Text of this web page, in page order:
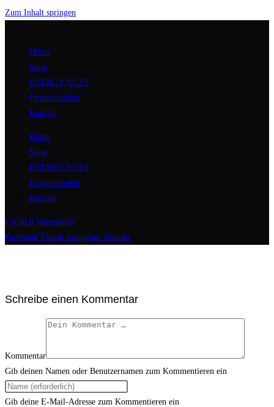
Zum Inhalt springen
Home
Shop
ENERGY NUTS
Firmenkunden
Kontakt
Home
Shop
ENERGY NUTS
Firmenkunden
Kontakt
€ 0,00 0 Warenkorb
Facebook Tiktok Instagram Youtube
Schreibe einen Kommentar
Kommentar
Gib deinen Namen oder Benutzernamen zum Kommentieren ein
Gib deine E-Mail-Adresse zum Kommentieren ein